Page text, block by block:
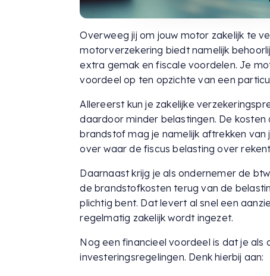
Overweeg jij om jouw motor zakelijk te
motorverzekering biedt namelijk
extra gemak en fiscale voordelen. Je
voordeel op ten opzichte van een
Allereerst kun je zakelijke
daardoor minder belastingen. De
brandstof mag je namelijk aftrekken
over waar de fiscus belasting over
Daarnaast krijg je als ondernemer de
de brandstofkosten terug van de
plichtig bent. Dat levert al snel een
regelmatig zakelijk wordt ingezet.
Nog een financieel voordeel is dat je
investeringsregelingen. Denk hierbij aan: